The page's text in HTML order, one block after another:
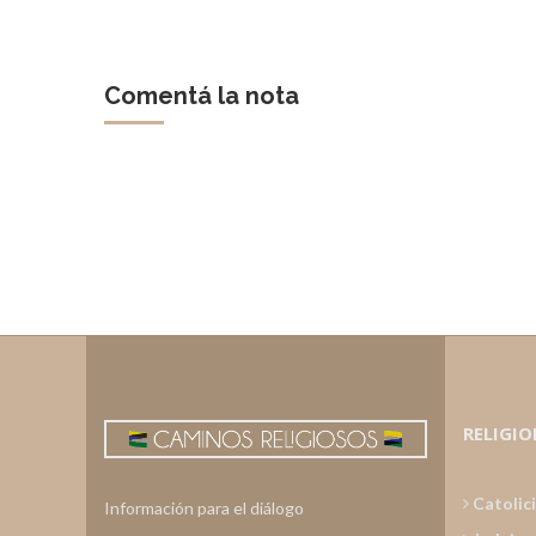
Comentá la nota
Información para el diálogo